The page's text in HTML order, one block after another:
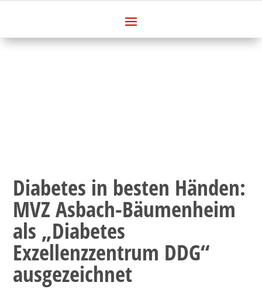
Diabetes in besten Händen:
MVZ Asbach-Bäumenheim
als „Diabetes
Exzellenzzentrum DDG“
ausgezeichnet